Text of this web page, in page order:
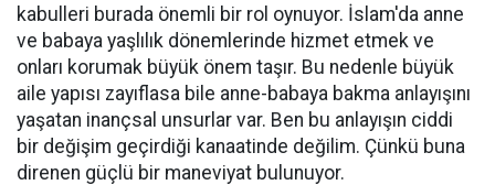
kabulleri burada önemli bir rol oynuyor. İslam'da anne
ve babaya yaşlılık dönemlerinde hizmet etmek ve
onları korumak büyük önem taşır. Bu nedenle büyük
aile yapısı zayıflasa bile anne-babaya bakma anlayışını
yaşatan inançsal unsurlar var. Ben bu anlayışın ciddi
bir değişim geçirdiği kanaatinde değilim. Çünkü buna
direnen güçlü bir maneviyat bulunuyor.